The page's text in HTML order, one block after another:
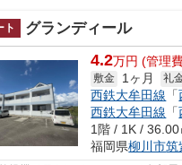
ト グランディール
4.2万円 (管理
敷金 1ヶ月 礼
西鉄大牟田線 「
西鉄大牟田線 「
1階 / 1K / 36.00
福岡県柳川市筑